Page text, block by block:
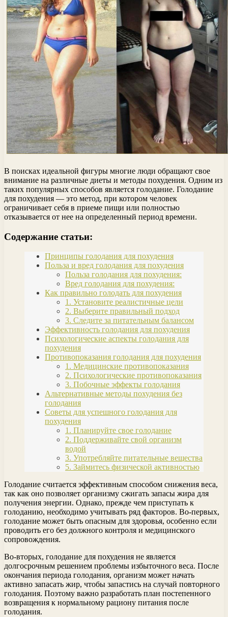
В поисках идеальной фигуры многие люди обращают свое
внимание на различные диеты и методы похудения. Одним из
таких популярных способов является голодание. Голодание
для похудения — это метод, при котором человек
ограничивает себя в приеме пищи или полностью
отказывается от нее на определенный период времени.
Содержание статьи:
Принципы голодания для похудения
Польза и вред голодания для похудения
Польза голодания для похудения:
Вред голодания для похудения:
Как правильно голодать для похудения
1. Установите реалистичные цели
2. Выберите правильный подход
3. Следите за питательным балансом
Эффективность голодания для похудения
Психологические аспекты голодания для
похудения
Противопоказания голодания для похудения
1. Медицинские противопоказания
2. Психологические противопоказания
3. Побочные эффекты голодания
Альтернативные методы похудения без
голодания
Советы для успешного голодания для
похудения
1. Планируйте свое голодание
2. Поддерживайте свой организм
водой
3. Употребляйте питательные вещества
5. Займитесь физической активностью
Голодание считается эффективным способом снижения веса,
так как оно позволяет организму сжигать запасы жира для
получения энергии. Однако, прежде чем приступать к
голоданию, необходимо учитывать ряд факторов. Во-первых,
голодание может быть опасным для здоровья, особенно если
проводить его без должного контроля и медицинского
сопровождения.
Во-вторых, голодание для похудения не является
долгосрочным решением проблемы избыточного веса. После
окончания периода голодания, организм может начать
активно запасать жир, чтобы запастись на случай повторного
голодания. Поэтому важно разработать план постепенного
возвращения к нормальному рациону питания после
голодания.